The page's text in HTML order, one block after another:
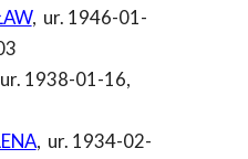
, ur. 1946-01-
ur. 1938-01-16,
, ur. 1934-02-